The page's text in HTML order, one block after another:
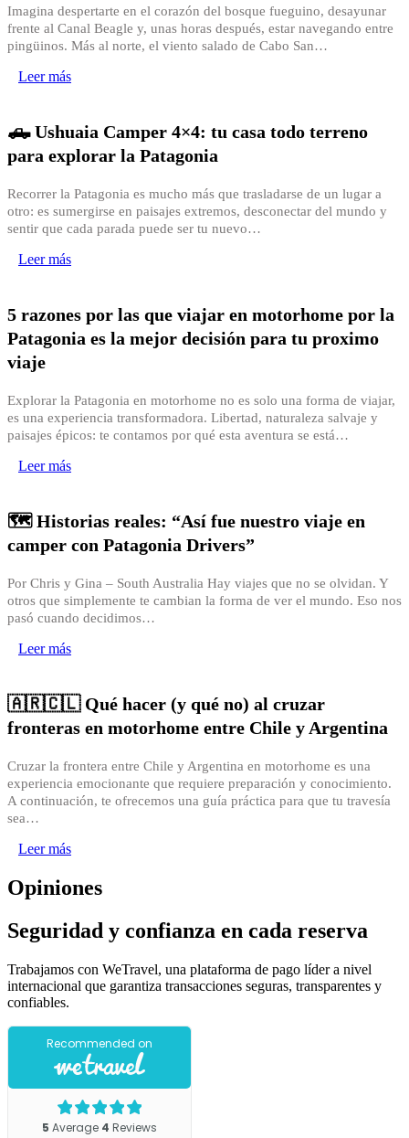
Imagina despertarte en el corazón del bosque fueguino, desayunar
frente al Canal Beagle y, unas horas después, estar navegando entre
pingüinos. Más al norte, el viento salado de Cabo San…
Leer más
🛻 Ushuaia Camper 4×4: tu casa todo terreno
para explorar la Patagonia
Recorrer la Patagonia es mucho más que trasladarse de un lugar a
otro: es sumergirse en paisajes extremos, desconectar del mundo y
sentir que cada parada puede ser tu nuevo…
Leer más
5 razones por las que viajar en motorhome por la
Patagonia es la mejor decisión para tu proximo
viaje
Explorar la Patagonia en motorhome no es solo una forma de viajar,
es una experiencia transformadora. Libertad, naturaleza salvaje y
paisajes épicos: te contamos por qué esta aventura se está…
Leer más
🗺 Historias reales: “Así fue nuestro viaje en
camper con Patagonia Drivers”
Por Chris y Gina – South Australia Hay viajes que no se olvidan. Y
otros que simplemente te cambian la forma de ver el mundo. Eso nos
pasó cuando decidimos…
Leer más
🇦🇷🇨🇱 Qué hacer (y qué no) al cruzar
fronteras en motorhome entre Chile y Argentina
Cruzar la frontera entre Chile y Argentina en motorhome es una
experiencia emocionante que requiere preparación y conocimiento.
A continuación, te ofrecemos una guía práctica para que tu travesía
sea…
Leer más
Opiniones
Seguridad y confianza en cada reserva
Trabajamos con WeTravel, una plataforma de pago líder a nivel
internacional que garantiza transacciones seguras, transparentes y
confiables.